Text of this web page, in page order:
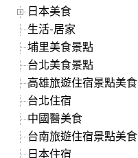
日本美食
生活-居家
埔里美食景點
台北美食景點
高雄旅遊住宿景點美食
台北住宿
中國醫美食
台南旅遊住宿景點美食
日本住宿